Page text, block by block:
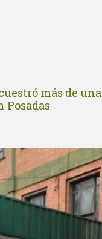
más de
Posadas